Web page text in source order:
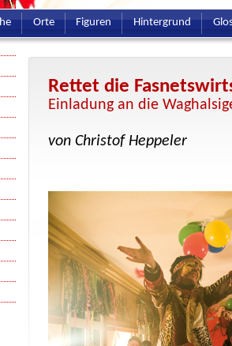
Orte Figuren Hintergrund
Rettet die
Einladung an die
von Christof Heppeler